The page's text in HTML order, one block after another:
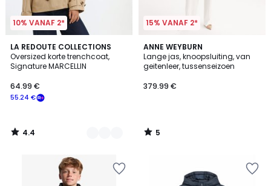
10% VANAF 2*
LA REDOUTE COLLECTIONS
Oversized korte trenchcoat,
Signature MARCELLIN
55.24 €
64.99 €
4.4
/ 5
2
Kleuren
4.4
/
15% VANAF 2*
ANNE WEYBURN
Lange jas, knoopsluiting, van
geitenleer, tussenseizoen
379.99 €
5
/
5
5
/